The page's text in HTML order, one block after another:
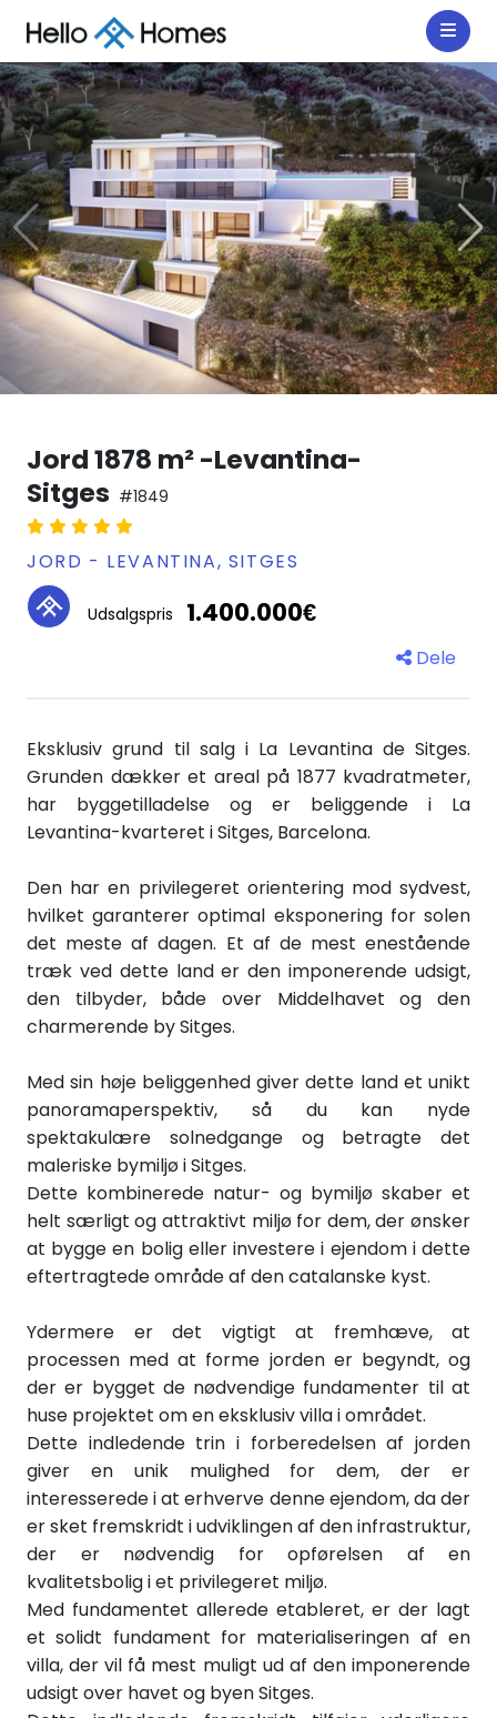
Jord 1878 m² -Levantina-
Sitges #1849
JORD - LEVANTINA, SITGES
Udsalgspris 1.400.000€
Dele
Eksklusiv grund til salg i La Levantina de Sitges.
Grunden dækker et areal på 1877 kvadratmeter,
har byggetilladelse og er beliggende i La
Levantina-kvarteret i Sitges, Barcelona.
Den har en privilegeret orientering mod sydvest,
hvilket garanterer optimal eksponering for solen
det meste af dagen. Et af de mest enestående
træk ved dette land er den imponerende udsigt,
den tilbyder, både over Middelhavet og den
charmerende by Sitges.
Med sin høje beliggenhed giver dette land et unikt
panoramaperspektiv, så du kan nyde
spektakulære solnedgange og betragte det
maleriske bymiljø i Sitges.
Dette kombinerede natur- og bymiljø skaber et
helt særligt og attraktivt miljø for dem, der ønsker
at bygge en bolig eller investere i ejendom i dette
eftertragtede område af den catalanske kyst.
Ydermere er det vigtigt at fremhæve, at
processen med at forme jorden er begyndt, og
der er bygget de nødvendige fundamenter til at
huse projektet om en eksklusiv villa i området.
Dette indledende trin i forberedelsen af jorden
giver en unik mulighed for dem, der er
interesserede i at erhverve denne ejendom, da der
er sket fremskridt i udviklingen af den infrastruktur,
der er nødvendig for opførelsen af en
kvalitetsbolig i et privilegeret miljø.
Med fundamentet allerede etableret, er der lagt
et solidt fundament for materialiseringen af en
villa, der vil få mest muligt ud af den imponerende
udsigt over havet og byen Sitges.